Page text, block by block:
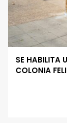
SE HABILITA
COLONIA